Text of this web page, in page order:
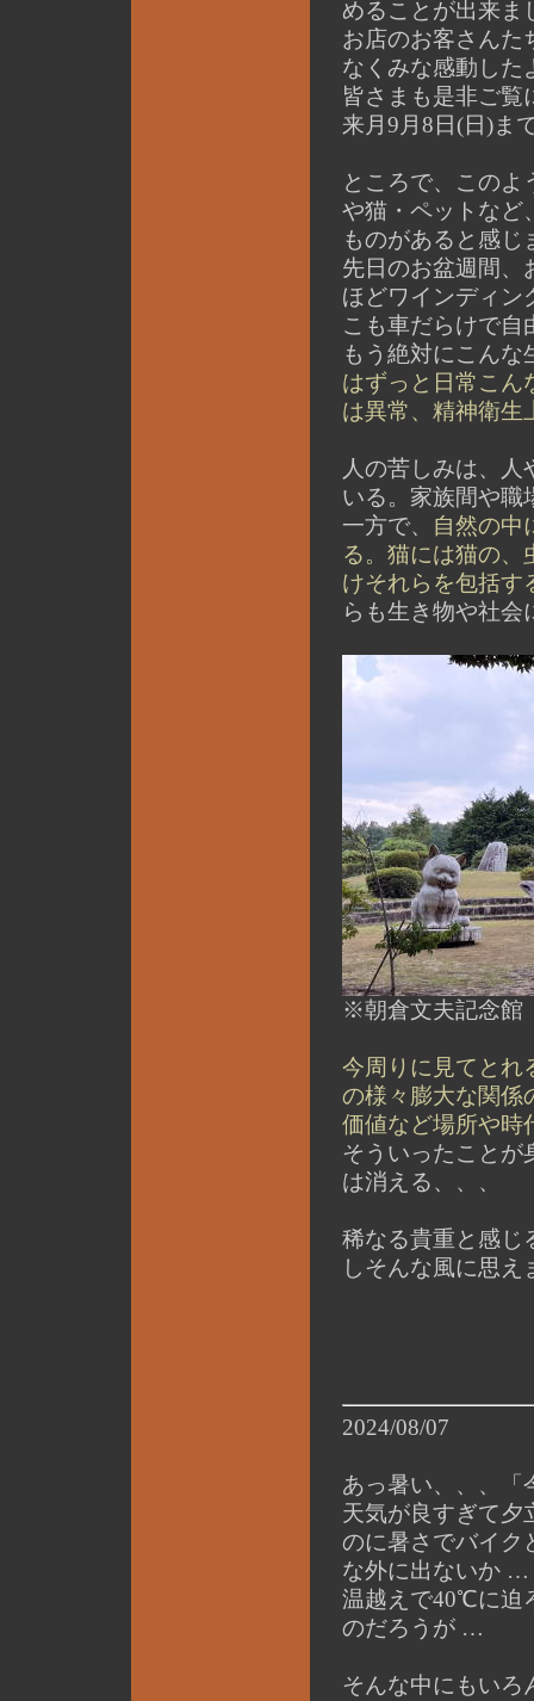
めることが出来ま
お店のお客さんた
なくみな感動した
皆さまも是非ご覧
来月9月8日(日)ま
ところで、このよ
や猫・ペットなど
ものがあると感じ
先日のお盆週間、
ほどワインディン
こも車だらけで自
もう絶対にこんな
はずっと日常こん
は異常、精神衛生
人の苦しみは、
いる。家族間や職
一方で、 自然の中
る。猫には猫の、
けそれらを包括す
らも生き物や社
※朝倉文夫記念
今周りに見てとれ
の様々膨大な関係
価値など場所や時
そういったことが
は消える、、、
稀なる貴重と感じ
しそんな風に思え
2024/08/07
あっ暑い、、、「
天気が良すぎて夕
のに暑さでバイク
な外に出ないか …
温越えで40℃に迫
のだろうが …
そんな中にもいろ